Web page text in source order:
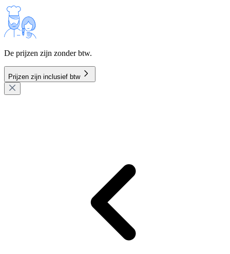
De prijzen zijn zonder btw.
Prijzen zijn inclusief btw